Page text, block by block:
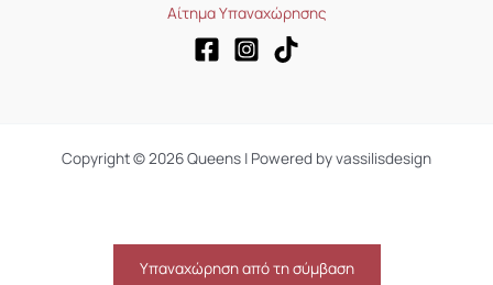
Αίτημα Υπαναχώρησης
Copyright © 2026 Queens | Powered by vassilisdesign
Υπαναχώρηση από τη σύμβαση